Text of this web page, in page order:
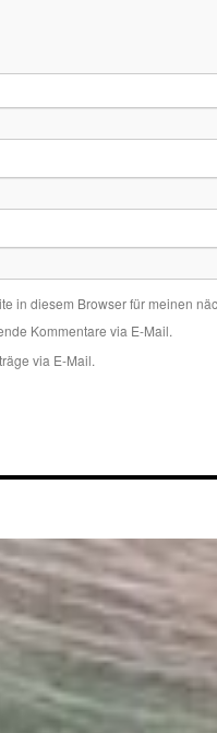
in diesem Browser für meinen
Kommentare via E-Mail.
via E-Mail.